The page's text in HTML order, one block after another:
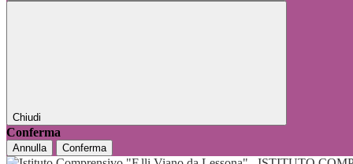
Chiudi
Conferma
Annulla Conferma